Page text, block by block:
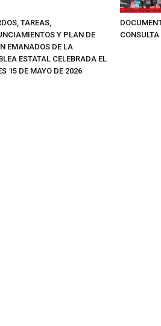
TAREAS,
Y PLAN DE
EMANADOS DE LA
ESTATAL CELEBRADA EL
15 DE MAYO DE 2026